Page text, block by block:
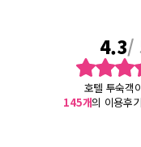
4.3/
호텔 투숙객
145개의 이용후